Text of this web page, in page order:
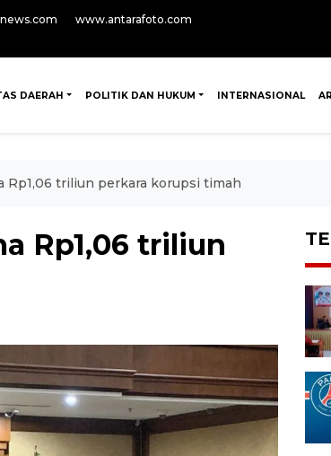
www.antarafoto.com
DAERAH POLITIK DAN HUKUM INTERNASIONAL
Rp1,06 triliun perkara korupsi timah
Rp1,06 triliun